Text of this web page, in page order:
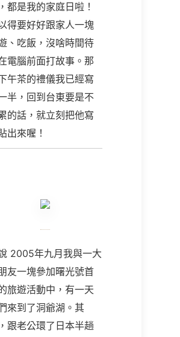
都是我的家庭日啦！
得要好好跟家人一塊
、吃飯，沒啥時間待
電腦前面打故事。那
午茶的禮儀我已經寫
半，回到台東要是不
的話，就立刻把他寫
出來喔！
2005年九月我與一大
友一塊參加曙光號首
旅遊活動中，有一天
來到了洞爺湖。其
跟老公環了日本半趟